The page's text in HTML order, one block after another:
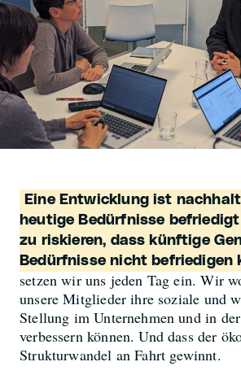
Eine Entwicklung ist
heutige Bedürfnisse
zu riskieren, dass künftige
Bedürfnisse nicht befriedigen
setzen wir uns jeden Tag ein. Wir
unsere Mitglieder ihre soziale und
Stellung im Unternehmen und in
verbessern können. Und dass der
Strukturwandel an Fahrt gewinnt.